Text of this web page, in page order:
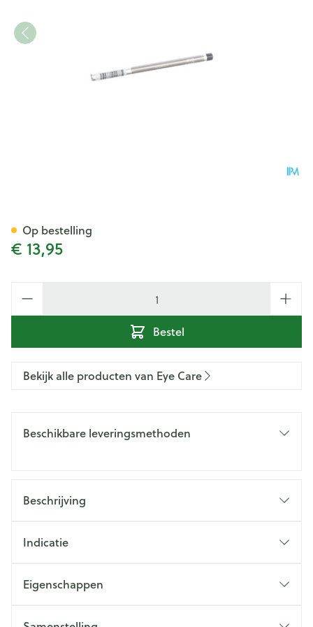
€ 13,95
Bestel
Op bestelling
Bekijk alle producten van Eye Care
Beschikbare leveringsmethoden
Beschrijving
Indicatie
Eigenschappen